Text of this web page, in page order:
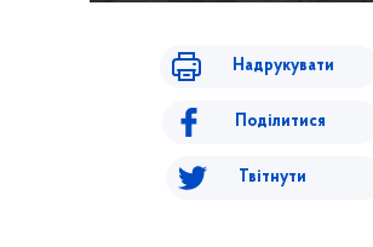
Надрукувати
Поділитися
Твітнути